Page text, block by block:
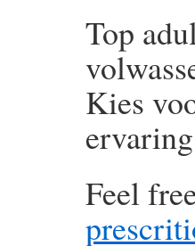
Top
Kies
Feel